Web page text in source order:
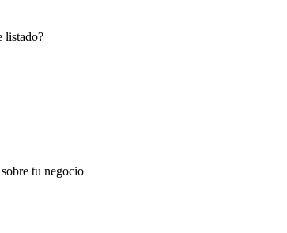
listado?
tu negocio